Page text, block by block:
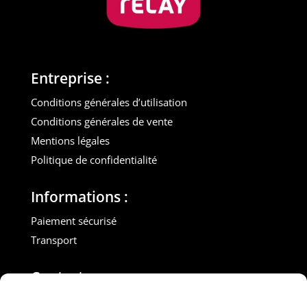
Entreprise :
Conditions générales d’utilisation
Conditions générales de vente
Mentions légales
Politique de confidentialité
Informations :
Paiement sécurisé
Transport
Contact :